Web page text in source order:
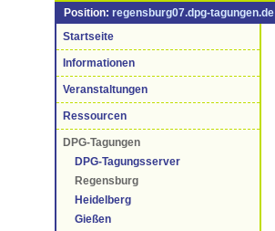
Position: regensburg07.dpg-tagungen.de
Startseite
Informationen
Veranstaltungen
Ressourcen
DPG-Tagungen
DPG-Tagungsserver
Regensburg
Heidelberg
Gießen